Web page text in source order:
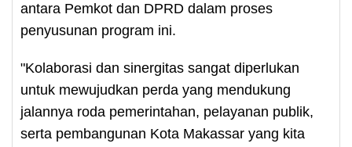
antara Pemkot dan DPRD dalam proses
penyusunan program ini.
"Kolaborasi dan sinergitas sangat diperlukan
untuk mewujudkan perda yang mendukung
jalannya roda pemerintahan, pelayanan publik,
serta pembangunan Kota Makassar yang kita